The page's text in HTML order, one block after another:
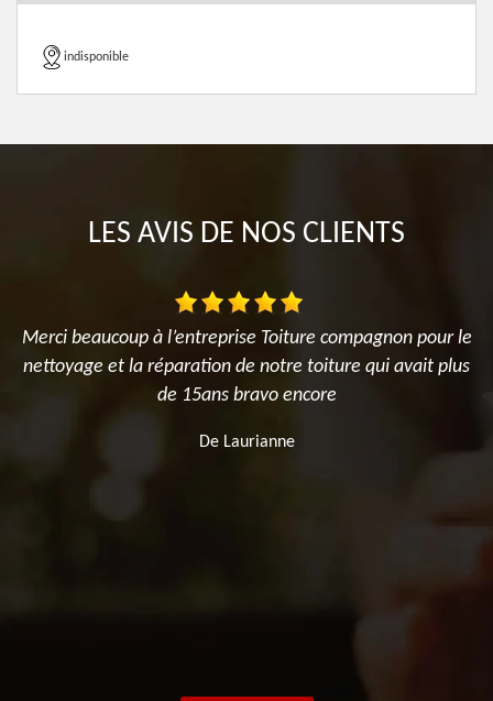
indisponible
LES AVIS DE NOS CLIENTS
Merci beaucoup à l’entreprise Toiture compagnon pour le
nettoyage et la réparation de notre toiture qui avait plus
de 15ans bravo encore
De Laurianne